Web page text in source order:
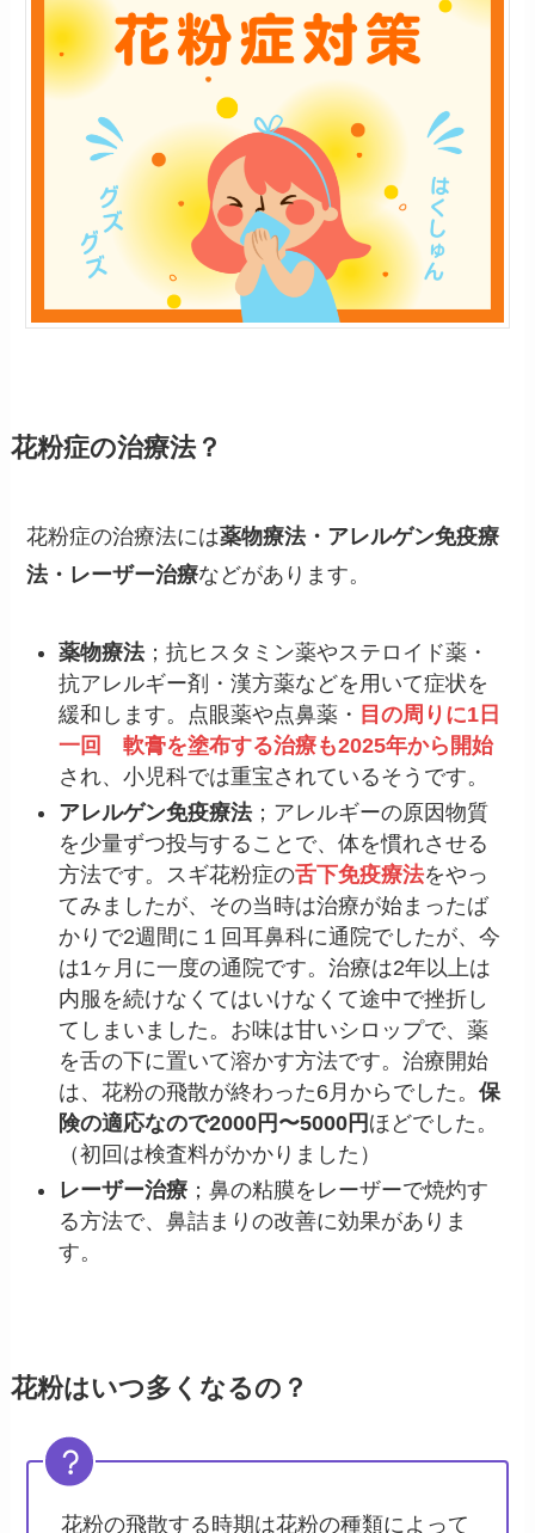
花粉症の治療法？
花粉症の治療法には薬物療法・アレルゲン免疫療
法・レーザー治療などがあります。
薬物療法；抗ヒスタミン薬やステロイド薬・
抗アレルギー剤・漢方薬などを用いて症状を
緩和します。点眼薬や点鼻薬・ 目の周りに1日
一回 軟膏を塗布する治療も2025年から開始
され、小児科では重宝されているそうです。
アレルゲン免疫療法；アレルギーの原因物質
を少量ずつ投与することで、体を慣れさせる
方法です。スギ花粉症の舌下免疫療法をやっ
てみましたが、その当時は治療が始まったば
かりで2週間に１回耳鼻科に通院でしたが、今
は1ヶ月に一度の通院です。治療は2年以上は
内服を続けなくてはいけなくて途中で挫折し
てしまいました。お味は甘いシロップで、薬
を舌の下に置いて溶かす方法です。治療開始
は、花粉の飛散が終わった6月からでした。保
険の適応なので2000円〜5000円 ほどでした。
（初回は検査料がかかりました）
レーザー治療 ；鼻の粘膜をレーザーで焼灼す
る方法で、鼻詰まりの改善に効果がありま
す。
花粉はいつ多くなるの？
花粉の飛散する時期は花粉の種類によって